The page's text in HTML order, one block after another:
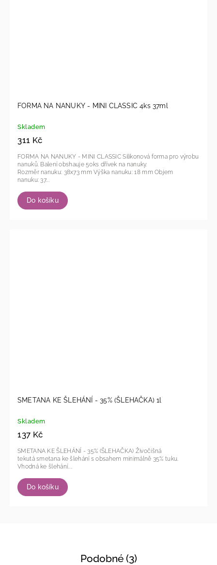
FORMA NA NANUKY - MINI CLASSIC 4ks 37ml
Skladem
311 Kč
Do košíku
FORMA NA NANUKY - MINI CLASSIC Silikonová forma pro výrobu
nanuků. Balení obshauje 50ks dřívek na nanuky.
Rozměr nanuku: 38x73 mm Výška nanuku: 18 mm Objem
nanuku: 37...
SMETANA KE ŠLEHÁNÍ - 35% (ŠLEHAČKA) 1l
Skladem
137 Kč
Do košíku
SMETANA KE ŠLEHÁNÍ - 35% (ŠLEHAČKA) Živočišná
tekutá smetana ke šlehání s obsahem minimálně 35% tuku.
Vhodná ke šlehání....
Podobné (3)